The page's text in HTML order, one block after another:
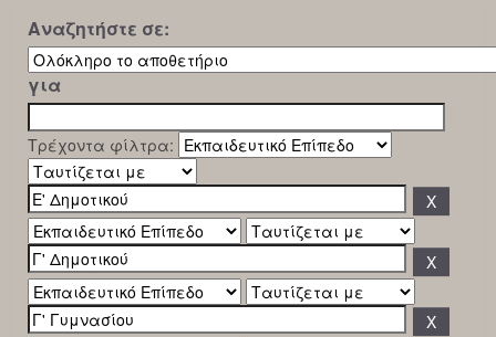
Αναζητήστε σε:
για
Τρέχοντα φίλτρα: